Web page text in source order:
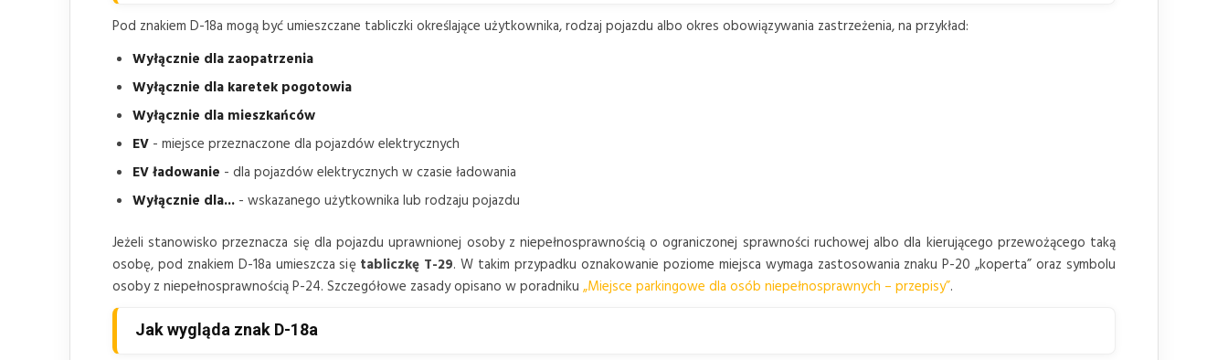
Pod znakiem D-18a mogą być umieszczane tabliczki określające użytkownika, rodzaj pojazdu albo okres obowiązywania zastrzeżenia, na przykład:
Wyłącznie dla zaopatrzenia
Wyłącznie dla karetek pogotowia
Wyłącznie dla mieszkańców
EV - miejsce przeznaczone dla pojazdów elektrycznych
EV ładowanie - dla pojazdów elektrycznych w czasie ładowania
Wyłącznie dla... - wskazanego użytkownika lub rodzaju pojazdu
Jeżeli stanowisko przeznacza się dla pojazdu uprawnionej osoby z niepełnosprawnością o ograniczonej sprawności ruchowej albo dla kierującego przewożącego taką
osobę, pod znakiem D-18a umieszcza się tabliczkę T-29. W takim przypadku oznakowanie poziome miejsca wymaga zastosowania znaku P-20 „koperta” oraz symbolu
osoby z niepełnosprawnością P-24. Szczegółowe zasady opisano w poradniku „Miejsce parkingowe dla osób niepełnosprawnych – przepisy”.
Jak wygląda znak D-18a